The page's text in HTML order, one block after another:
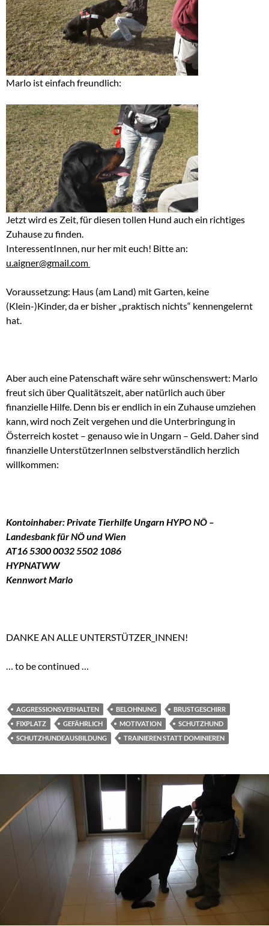
Marlo ist einfach freundlich:
Jetzt wird es Zeit, für diesen tollen Hund auch ein richtiges
Zuhause zu finden.
InteressentInnen, nur her mit euch! Bitte an:
u.aigner@gmail.com
Voraussetzung: Haus (am Land) mit Garten, keine
(Klein-)Kinder, da er bisher „praktisch nichts“ kennengelernt
hat.
Aber auch eine Patenschaft wäre sehr wünschenswert: Marlo
freut sich über Qualitätszeit, aber natürlich auch über
finanzielle Hilfe. Denn bis er endlich in ein Zuhause umziehen
kann, wird noch Zeit vergehen und die Unterbringung in
Österreich kostet – genauso wie in Ungarn – Geld. Daher sind
finanzielle UnterstützerInnen selbstverständlich herzlich
willkommen:
Kontoinhaber: Private Tierhilfe Ungarn HYPO NÖ –
Landesbank für NÖ und Wien
AT16 5300 0032 5502 1086
HYPNATWW
Kennwort Marlo
DANKE AN ALLE UNTERSTÜTZER_INNEN!
… to be continued …
AGGRESSIONSVERHALTEN BELOHNUNG
BRUSTGESCHIRR
FIXPLATZ
GEFÄHRLICH MOTIVATION
SCHUTZHUND
SCHUTZHUNDEAUSBILDUNG
TRAINIEREN STATT DOMINIEREN